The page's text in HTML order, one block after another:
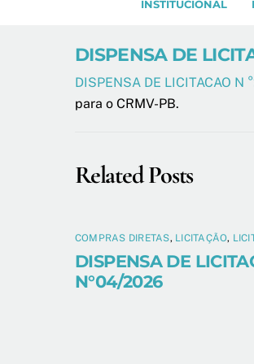
INSTITUCIONAL
DISPENSA DE
DISPENSA DE LICITACAO N
para o CRMV-PB.
Related Posts
COMPRAS DIRETAS, LICITAÇÃO,
DISPENSA DE
N°04/2026